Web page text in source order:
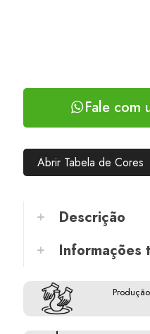
Fale com
Abrir Tabela de Cores
Descrição
Informações